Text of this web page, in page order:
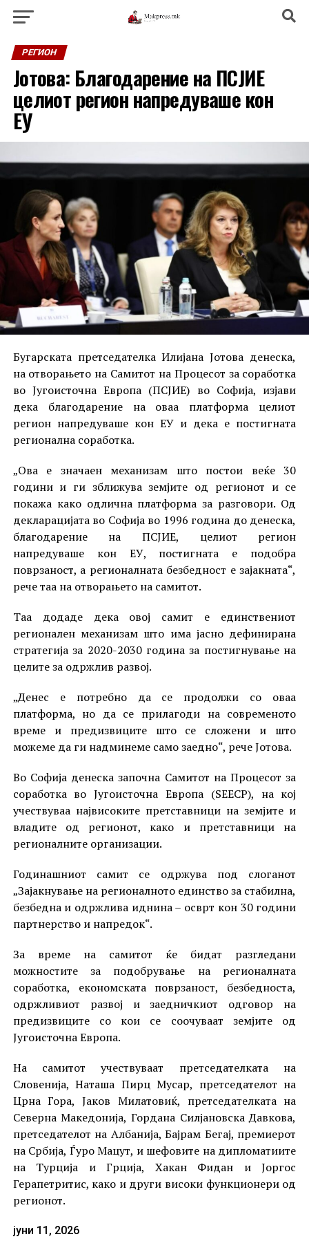
РЕГИОН
Јотова: Благодарение на ПСЈИЕ
целиот регион напредуваше кон
ЕУ
Бугарската претседателка Илијана Јотова денеска,
на отворањето на Самитот на Процесот за соработка
во Југоисточна Европа (ПСЈИЕ) во Софија, изјави
дека благодарение на оваа платформа целиот
регион напредуваше кон ЕУ и дека е постигната
регионална соработка.
„Ова е значаен механизам што постои веќе 30
години и ги зближува земјите од регионот и се
покажа како одлична платформа за разговори. Од
декларацијата во Софија во 1996 година до денеска,
благодарение на ПСЈИЕ, целиот регион
напредуваше кон ЕУ, постигната е подобра
поврзаност, а регионалната безбедност е зајакната“,
рече таа на отворањето на самитот.
Таа додаде дека овој самит е единствениот
регионален механизам што има јасно дефинирана
стратегија за 2020-2030 година за постигнување на
целите за одржлив развој.
„Денес е потребно да се продолжи со оваа
платформа, но да се прилагоди на современото
време и предизвиците што се сложени и што
можеме да ги надминеме само заедно“, рече Јотова.
Во Софија денеска започна Самитот на Процесот за
соработка во Југоисточна Европа (SEECP), на кој
учествуваа највисоките претставници на земјите и
владите од регионот, како и претставници на
регионалните организации.
Годинашниот самит се одржува под слоганот
„Зајакнување на регионалното единство за стабилна,
безбедна и одржлива иднина – осврт кон 30 години
партнерство и напредок“.
За време на самитот ќе бидат разгледани
можностите за подобрување на регионалната
соработка, економската поврзаност, безбедноста,
одржливиот развој и заедничкиот одговор на
предизвиците со кои се соочуваат земјите од
Југоисточна Европа.
На самитот учествуваат претседателката на
Словенија, Наташа Пирц Мусар, претседателот на
Црна Гора, Јаков Милатовиќ, претседателката на
Северна Македонија, Гордана Силјановска Давкова,
претседателот на Албанија, Бајрам Бегај, премиерот
на Србија, Ѓуро Мацут, и шефовите на дипломатиите
на Турција и Грција, Хакан Фидан и Јоргос
Герапетритис, како и други високи функционери од
регионот.
јуни 11, 2026